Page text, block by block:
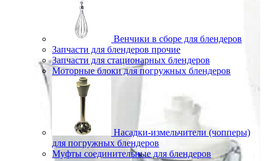
Венчики в сборе для блендеров
Запчасти для блендеров прочие
Запчасти для стационарных блендеров
Моторные блоки для погружных блендеров
Насадки-измельчители (чопперы)
для погружных блендеров
Муфты соединительные для блендеров